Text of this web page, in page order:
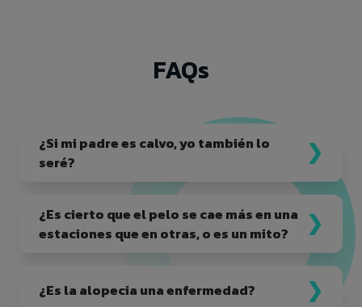
FAQs
¿Si mi padre es calvo, yo también lo
seré?
¿Es cierto que el pelo se cae más en una
estaciones que en otras, o es un mito?
¿Es la alopecia una enfermedad?